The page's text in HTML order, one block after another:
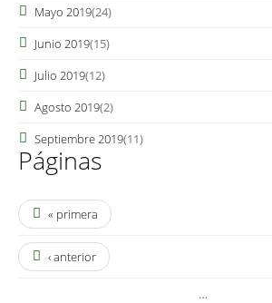
Mayo 2019(24)
Junio 2019(15)
Julio 2019(12)
Agosto 2019(2)
Septiembre 2019(11)
Páginas
« primera
‹ anterior
…